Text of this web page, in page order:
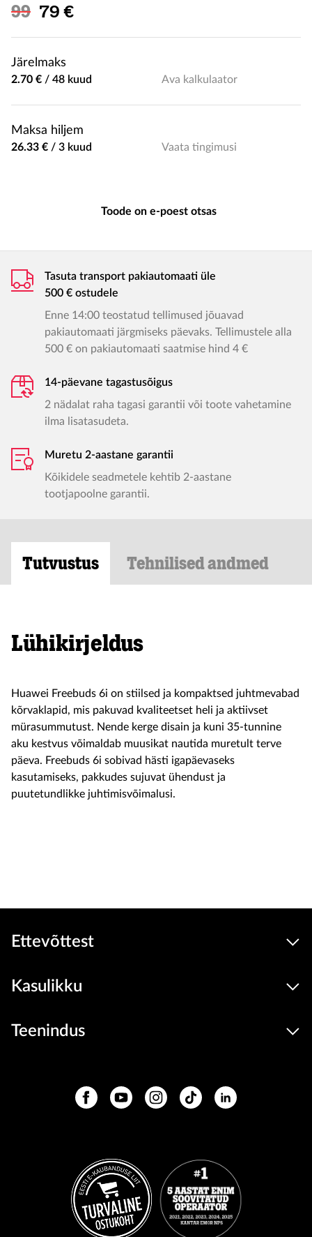
99 Soodushind
79 €
Järelmaks
2.70 € / 48 kuud Ava kalkulaator
Maksa hiljem
26.33 € / 3 kuud Vaata tingimusi
Toode on e-poest otsas
Tasuta transport pakiautomaati üle
500 € ostudele
Enne 14:00 teostatud tellimused jõuavad
pakiautomaati järgmiseks päevaks. Tellimustele alla
500 € on pakiautomaati saatmise hind 4 €
14-päevane tagastusõigus
2 nädalat raha tagasi garantii või toote vahetamine
ilma lisatasudeta.
Muretu 2-aastane garantii
Kõikidele seadmetele kehtib 2-aastane
tootjapoolne garantii.
Tutvustus Tehnilised andmed
Lühikirjeldus
Huawei Freebuds 6i on stiilsed ja kompaktsed juhtmevabad
kõrvaklapid, mis pakuvad kvaliteetset heli ja aktiivset
mürasummutust. Nende kerge disain ja kuni 35-tunnine
aku kestvus võimaldab muusikat nautida muretult terve
päeva. Freebuds 6i sobivad hästi igapäevaseks
kasutamiseks, pakkudes sujuvat ühendust ja
puutetundlikke juhtimisvõimalusi.
Ettevõttest
Kasulikku
Teenindus